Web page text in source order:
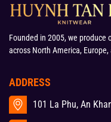
Founded in 2005, we produce
across North America, Europe,
ADDRESS
101 La Phu, An